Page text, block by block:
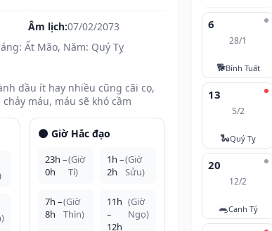
Âm lịch:07/02/2073
Ất Mão, Năm: Quý Tỵ
dầu ít hay nhiều cũng cãi cọ,
máu, máu sẽ khó cầm
🌑 Giờ Hắc đạo
23h –
0h
(Giờ
Tí)
1h –
2h
(Giờ
Sửu)
7h –
8h
(Giờ
Thìn)
11h
–
12h
(Giờ
Ngọ)
6
28/1
🐕Bính Tuất
13
5/2
🐍Quý Tỵ
20
12/2
🐀Canh Tý